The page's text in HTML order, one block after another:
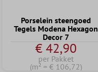
Porselein steengoed
Tegels Modena Hexagon
Decor 7
€ 42,90
per Pakket
(m² = € 106,72)